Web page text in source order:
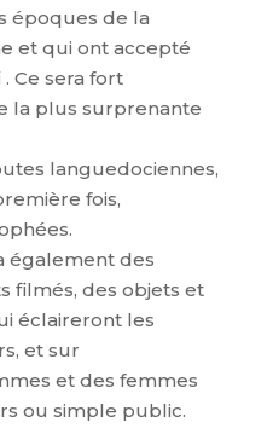
époques de la
et qui ont accepté
Ce sera fort
la plus surprenante
languedociennes,
fois,
également des
filmés, des objets et
éclaireront les
et sur
et des femmes
ou simple public.